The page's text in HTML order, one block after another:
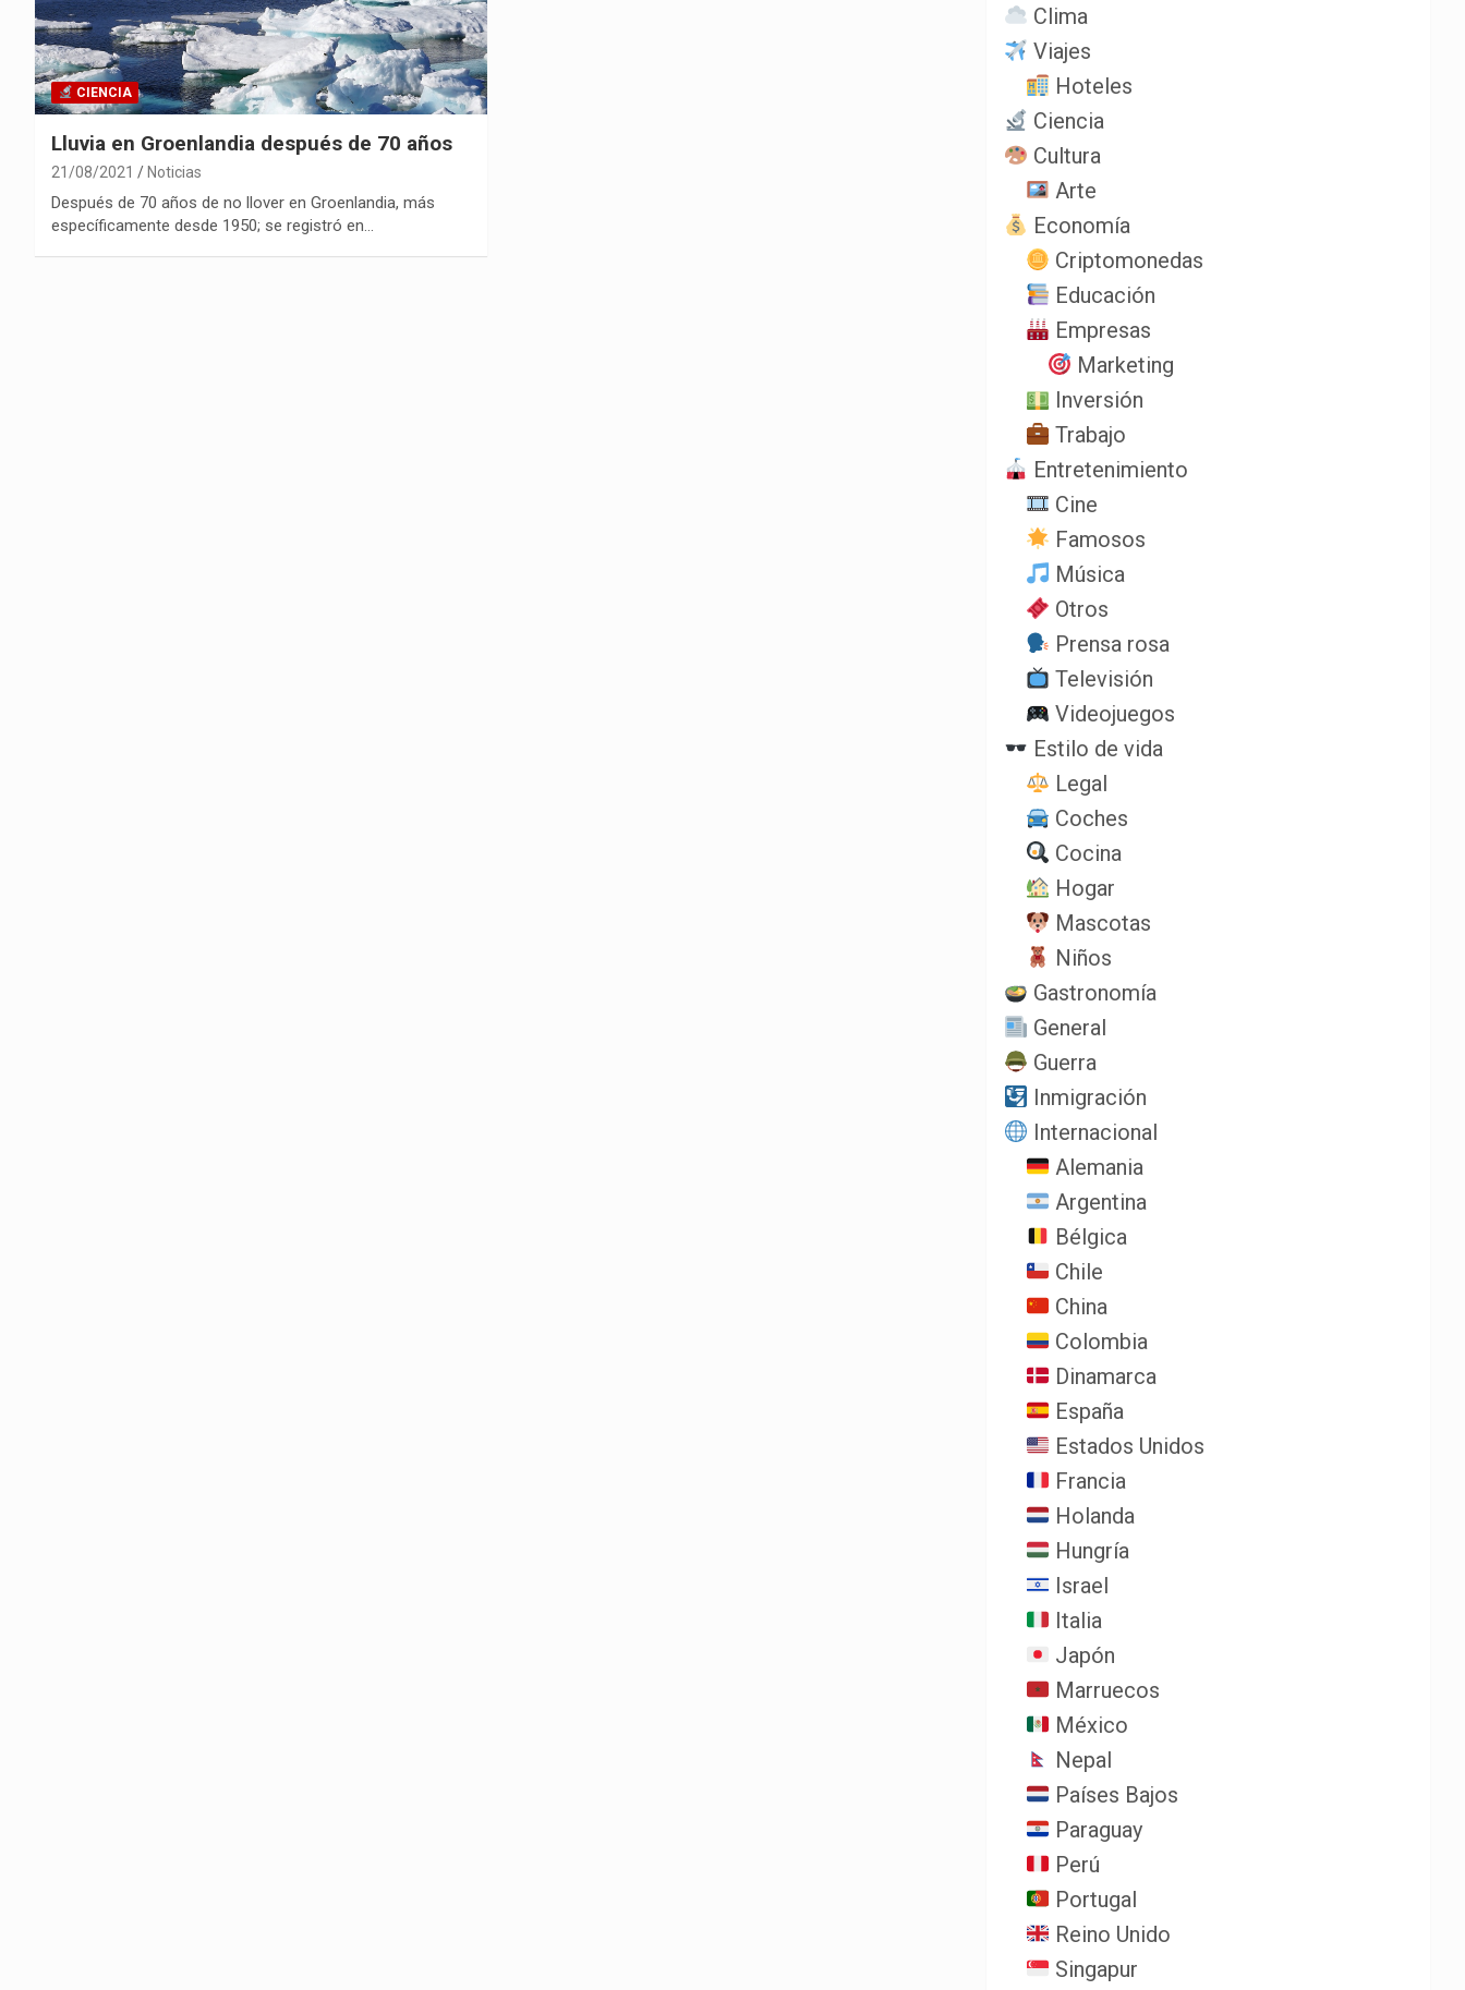
CIENCIA
Lluvia en Groenlandia después de 70 años
21/08/2021 Noticias
Después de 70 años de no llover en Groenlandia, más
específicamente desde 1950; se registró en…
Clima
Viajes
Hoteles
Ciencia
Cultura
Arte
Economía
Criptomonedas
Educación
Empresas
Marketing
Inversión
Trabajo
Entretenimiento
Cine
Famosos
Música
Otros
Prensa rosa
Televisión
Videojuegos
Estilo de vida
Legal
Coches
Cocina
Hogar
Mascotas
Niños
Gastronomía
General
Guerra
Inmigración
Internacional
Alemania
Argentina
Bélgica
Chile
China
Colombia
Dinamarca
España
Estados Unidos
Francia
Holanda
Hungría
Israel
Italia
Japón
Marruecos
México
Nepal
Países Bajos
Paraguay
Perú
Portugal
Reino Unido
Singapur